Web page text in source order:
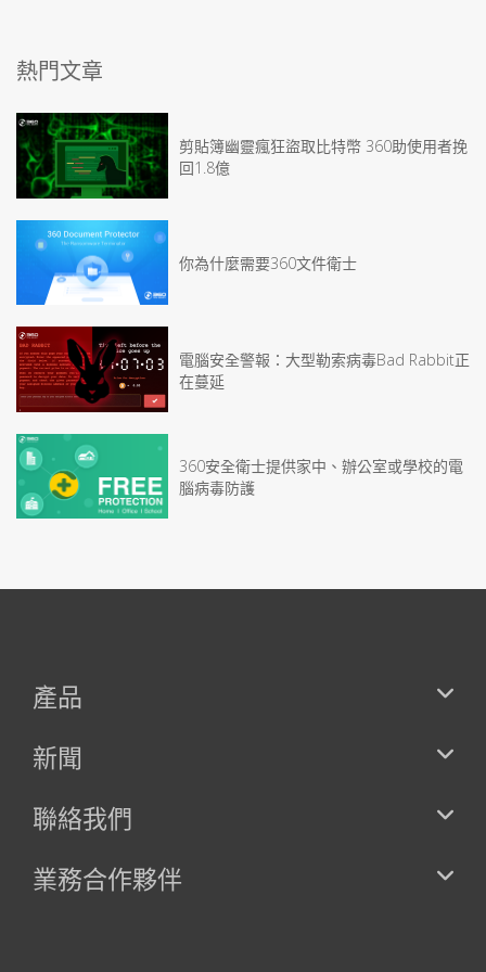
熱門文章
剪貼簿幽靈瘋狂盜取比特幣 360助使用者挽
回1.8億
你為什麼需要360文件衛士
電腦安全警報：大型勒索病毒Bad Rabbit正
在蔓延
360安全衛士提供家中、辦公室或學校的電
腦病毒防護
產品
新聞
聯絡我們
業務合作夥伴